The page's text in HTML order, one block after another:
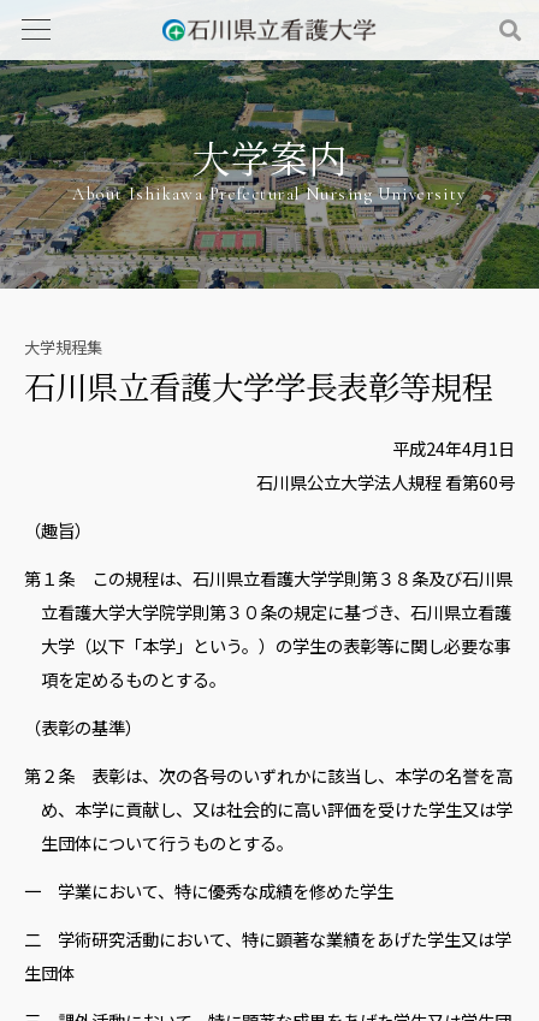
大学案内
About Ishikawa Prefectural Nursing University
大学規程集
石川県立看護大学学長表彰等規程
平成24年4月1日
石川県公立大学法人規程 看第60号
（趣旨）
第１条 この規程は、石川県立看護大学学則第３８条及び石川県
立看護大学大学院学則第３０条の規定に基づき、石川県立看護
大学（以下「本学」という。）の学生の表彰等に関し必要な事
項を定めるものとする。
（表彰の基準）
第２条 表彰は、次の各号のいずれかに該当し、本学の名誉を高
め、本学に貢献し、又は社会的に高い評価を受けた学生又は学
生団体について行うものとする。
一 学業において、特に優秀な成績を修めた学生
二 学術研究活動において、特に顕著な業績をあげた学生又は学
生団体